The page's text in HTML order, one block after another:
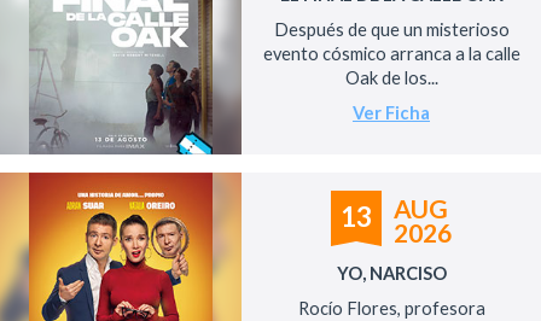
Después de que un misterioso
evento cósmico arranca a la calle
Oak de los...
Ver Ficha
13
AUG
2026
YO, NARCISO
Rocío Flores, profesora